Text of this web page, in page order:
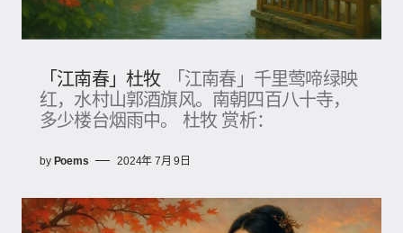
「江南春」杜牧
「江南春」千里莺啼绿映
红，水村山郭酒旗风。南朝四百八十寺，
多少楼台烟雨中。 杜牧 赏析：
by Poems 2024年 7月 9日